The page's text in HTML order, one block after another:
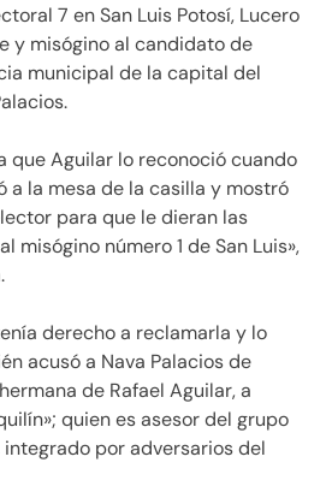
7 en San Luis Potosí, Lucero
y misógino al candidato de
municipal de la capital del
que Aguilar lo reconoció cuando
a la mesa de la casilla y mostró
para que le dieran las
misógino número 1 de San Luis»,
derecho a reclamarla y lo
acusó a Nava Palacios de
de Rafael Aguilar, a
quien es asesor del grupo
por adversarios del